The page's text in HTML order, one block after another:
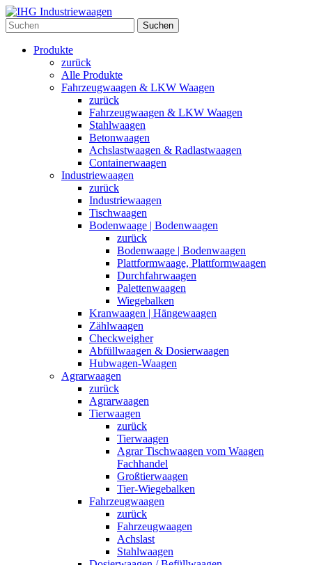
Suchen
Produkte
zurück
Alle Produkte
Fahrzeugwaagen & LKW Waagen
zurück
Fahrzeugwaagen & LKW Waagen
Stahlwaagen
Betonwaagen
Achslastwaagen & Radlastwaagen
Containerwaagen
Industriewaagen
zurück
Industriewaagen
Tischwaagen
Bodenwaage | Bodenwaagen
zurück
Bodenwaage | Bodenwaagen
Plattformwaage, Plattformwaagen
Durchfahrwaagen
Palettenwaagen
Wiegebalken
Kranwaagen | Hängewaagen
Zählwaagen
Checkweigher
Abfüllwaagen & Dosierwaagen
Hubwagen-Waagen
Agrarwaagen
zurück
Agrarwaagen
Tierwaagen
zurück
Tierwaagen
Agrar Tischwaagen vom Waagen
Fachhandel
Großtierwaagen
Tier-Wiegebalken
Fahrzeugwaagen
zurück
Fahrzeugwaagen
Achslast
Stahlwaagen